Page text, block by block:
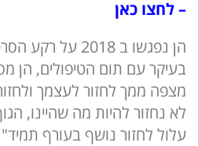
– לחצו כאן
הן נפגשו ב 2018
בעיקר עם תום הטיפולים, הן
מצפה ממך לחזור לעצמך
לא נחזור להיות מה שהיינו,
עלול לחזור נושף בעורף תמיד"